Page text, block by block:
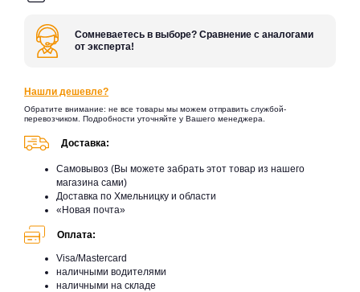
Сомневаетесь в выборе? Сравнение с аналогами
от эксперта!
Нашли дешевле?
Обратите внимание: не все товары мы можем отправить службой-
перевозчиком. Подробности уточняйте у Вашего менеджера.
Доставка:
Самовывоз (Вы можете забрать этот товар из нашего
магазина сами)
Доставка по Хмельницку и области
«Новая почта»
Оплата:
Visa/Mastercard
наличными водителями
наличными на складе